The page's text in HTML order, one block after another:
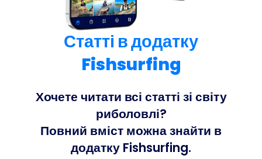
Статті в додатку
Fishsurfing
Хочете читати всі статті зі світу
риболовлі?
Повний вміст можна знайти в
додатку Fishsurfing.